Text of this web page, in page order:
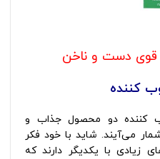
قوی دست و ناخن
کننده
کننده دو محصول جذاب و
می‌آیند. شاید با خود فکر
زیادی با یکدیگر دارند که